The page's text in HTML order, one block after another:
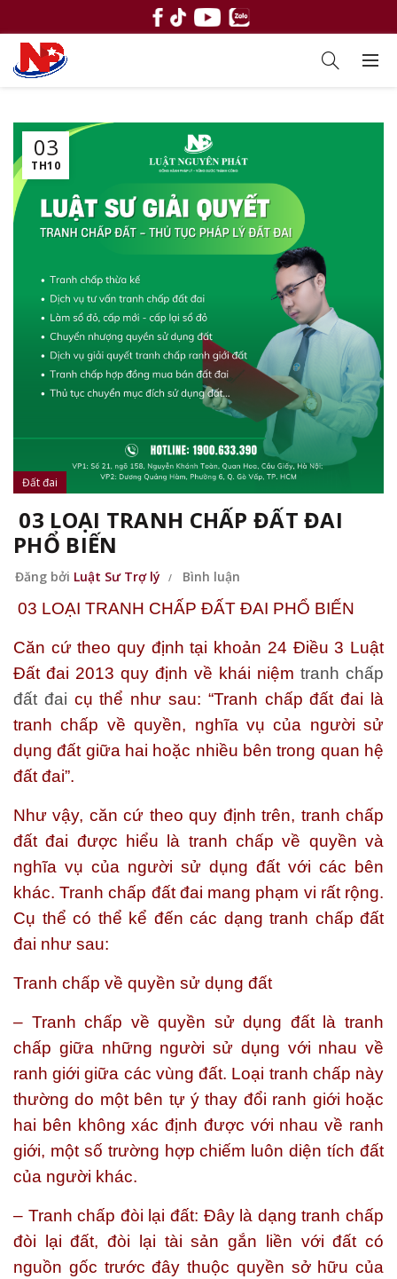
03
TH10
Đất đai
03 LOẠI TRANH CHẤP ĐẤT ĐAI
PHỔ BIẾN
Đăng bởi Luật Sư Trợ lý Bình luận
03 LOẠI TRANH CHẤP ĐẤT ĐAI PHỔ BIẾN
Căn cứ theo quy định tại khoản 24 Điều 3 Luật
Đất đai 2013 quy định về khái niệm tranh chấp
đất đai cụ thể như sau: “Tranh chấp đất đai là
tranh chấp về quyền, nghĩa vụ của người sử
dụng đất giữa hai hoặc nhiều bên trong quan hệ
đất đai”.
Như vậy, căn cứ theo quy định trên, tranh chấp
đất đai được hiểu là tranh chấp về quyền và
nghĩa vụ của người sử dụng đất với các bên
khác. Tranh chấp đất đai mang phạm vi rất rộng.
Cụ thể có thể kể đến các dạng tranh chấp đất
đai như sau:
Tranh chấp về quyền sử dụng đất
– Tranh chấp về quyền sử dụng đất là tranh
chấp giữa những người sử dụng với nhau về
ranh giới giữa các vùng đất. Loại tranh chấp này
thường do một bên tự ý thay đổi ranh giới hoặc
hai bên không xác định được với nhau về ranh
giới, một số trường hợp chiếm luôn diện tích đất
của người khác.
– Tranh chấp đòi lại đất: Đây là dạng tranh chấp
đòi lại đất, đòi lại tài sản gắn liền với đất có
nguồn gốc trước đây thuộc quyền sở hữu của